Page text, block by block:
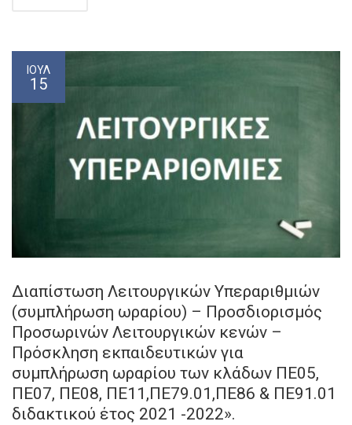
ΙΟΎΛ
15
Διαπίστωση Λειτουργικών Υπεραριθμιών
(συμπλήρωση ωραρίου) – Προσδιορισμός
Προσωρινών Λειτουργικών κενών –
Πρόσκληση εκπαιδευτικών για
συμπλήρωση ωραρίου των κλάδων ΠΕ05,
ΠΕ07, ΠΕ08, ΠΕ11,ΠΕ79.01,ΠΕ86 & ΠΕ91.01
διδακτικού έτος 2021 -2022».